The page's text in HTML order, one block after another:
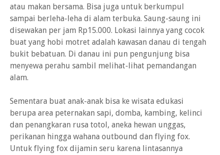
atau makan bersama. Bisa juga untuk berkumpul
sampai berleha-leha di alam terbuka. Saung-saung ini
disewakan per jam Rp15.000. Lokasi lainnya yang cocok
buat yang hobi motret adalah kawasan danau di tengah
bukit bebatuan. Di danau ini pun pengunjung bisa
menyewa perahu sambil melihat-lihat pemandangan
alam.
Sementara buat anak-anak bisa ke wisata edukasi
berupa area peternakan sapi, domba, kambing, kelinci
dan penangkaran rusa totol, aneka hewan unggas,
perikanan hingga wahana outbound dan flying fox.
Untuk flying fox dijamin seru karena lintasannya